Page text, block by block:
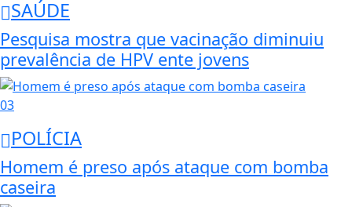
SAÚDE
Pesquisa mostra que vacinação diminuiu
prevalência de HPV ente jovens
03
POLÍCIA
Homem é preso após ataque com bomba
caseira